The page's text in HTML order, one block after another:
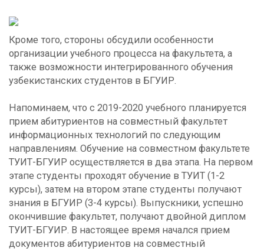
Кроме того, стороны обсудили особенности
организации учебного процесса на факультета, а
также возможности интегрированного обучения
узбекистанских студентов в БГУИР.
Напоминаем, что с 2019-2020 учебного планируется
прием абитуриентов на совместный факультет
информационных технологий по следующим
направлениям. Обучение на совместном факультете
ТУИТ-БГУИР осуществляется в два этапа. На первом
этапе студенты проходят обучение в ТУИТ (1-2
курсы), затем на втором этапе студенты получают
знания в БГУИР (3-4 курсы). Выпускники, успешно
окончившие факультет, получают двойной диплом
ТУИТ-БГУИР. В настоящее время начался прием
документов абитуриентов на совместный